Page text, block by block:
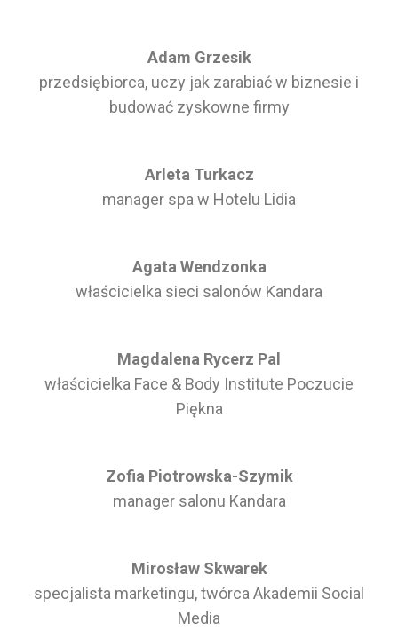
Adam Grzesik
przedsiębiorca, uczy jak zarabiać w biznesie i
budować zyskowne firmy
Arleta Turkacz
manager spa w Hotelu Lidia
Agata Wendzonka
właścicielka sieci salonów Kandara
Magdalena Rycerz Pal
właścicielka Face & Body Institute Poczucie
Piękna
Zofia Piotrowska-Szymik
manager salonu Kandara
Mirosław Skwarek
specjalista marketingu, twórca Akademii Social
Media